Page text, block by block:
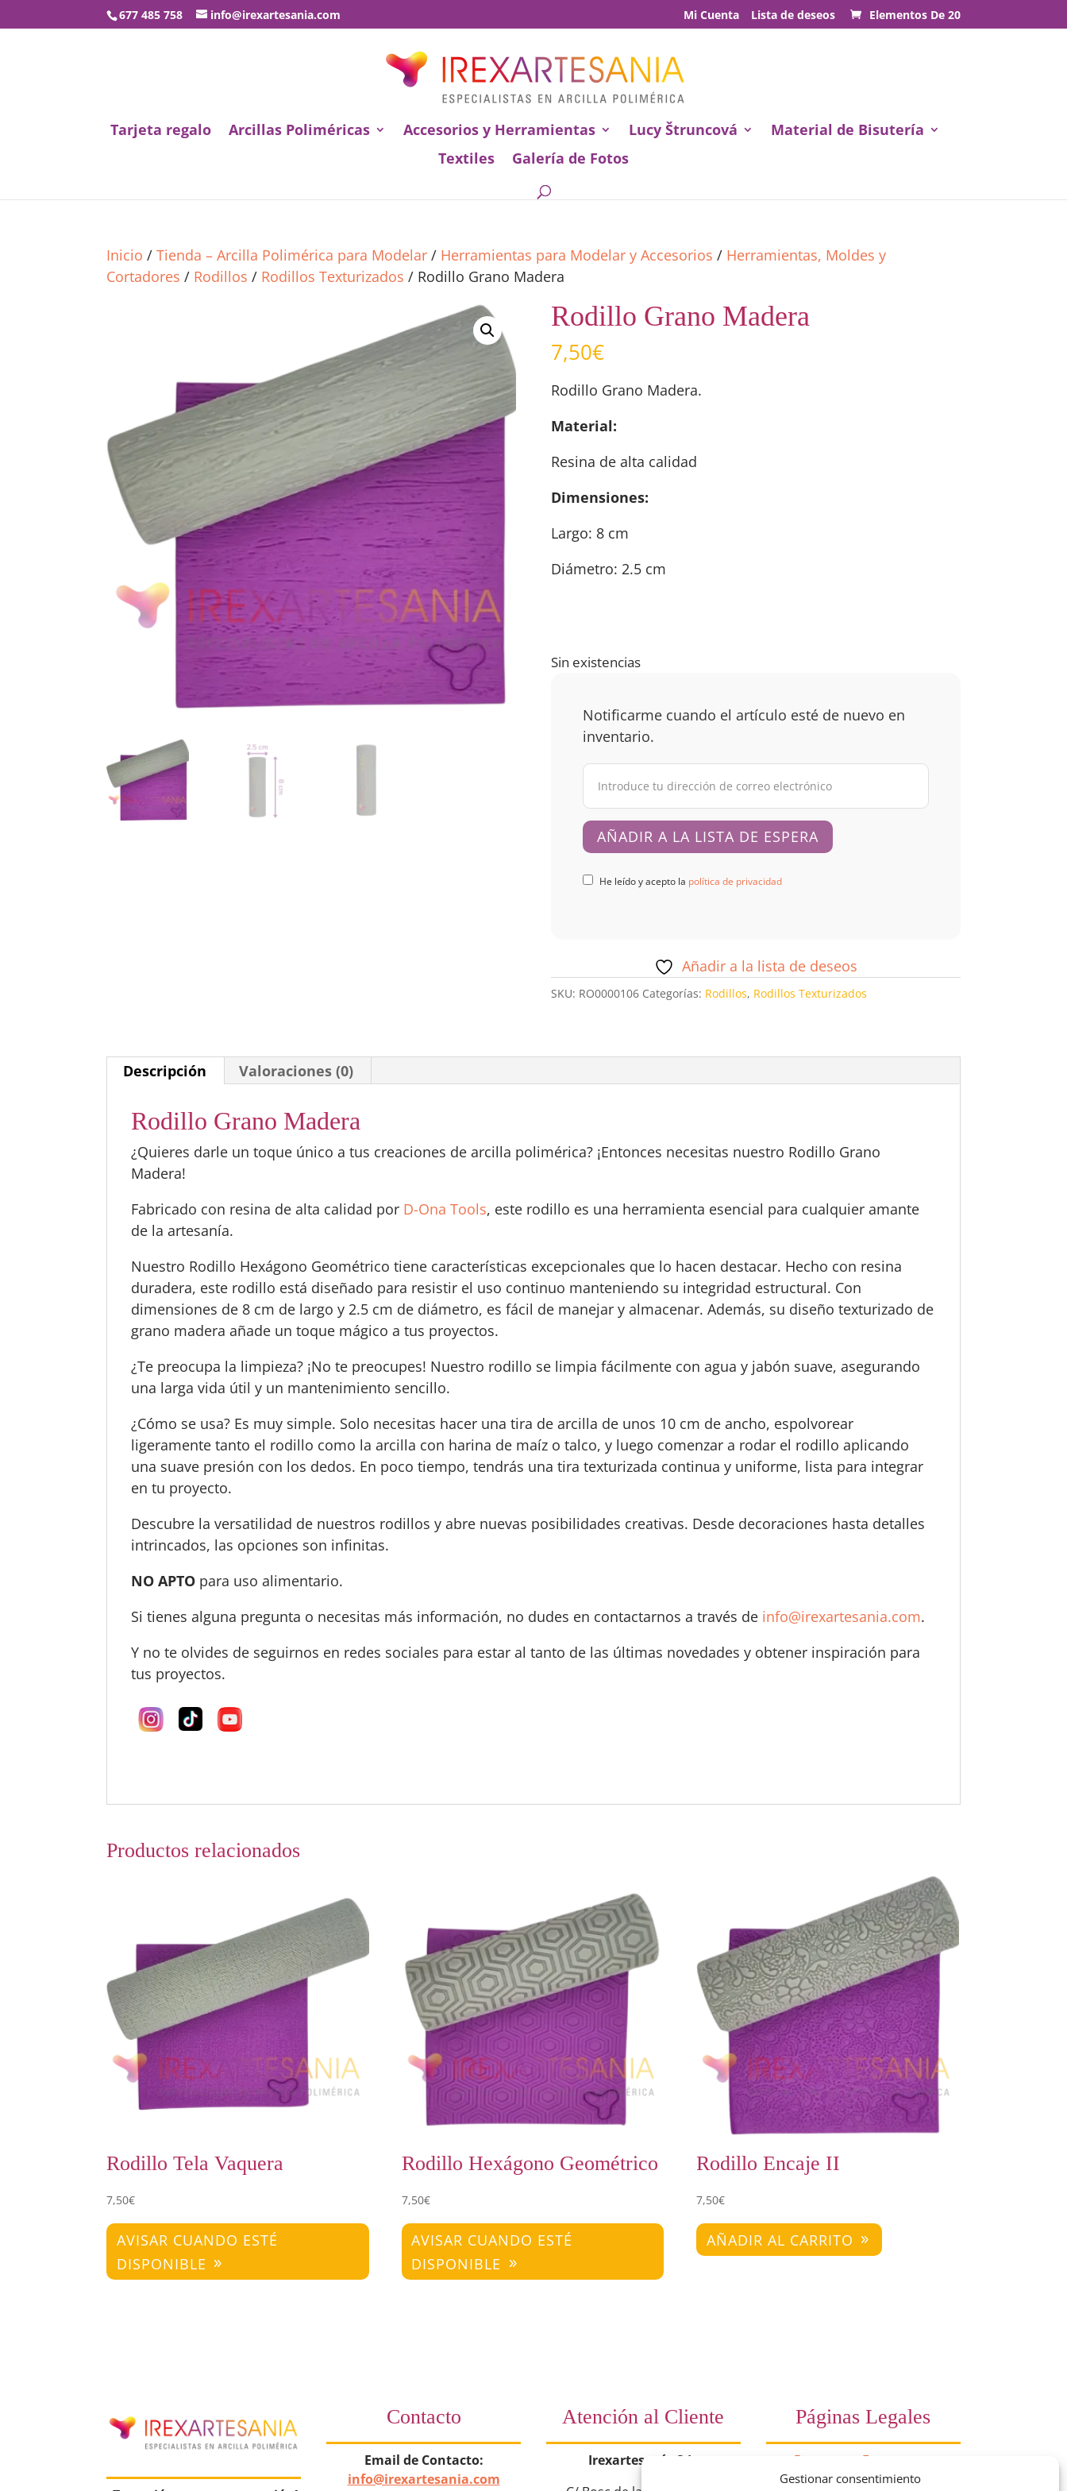
Gestionar consentimiento
677 485 758 info@irexartesania.com Mi Cuenta Lista de deseos Elementos De 20
Tarjeta regalo Arcillas Poliméricas Accesorios y Herramientas Lucy Štruncová
Material de Bisutería
Textiles
Galería de Fotos
Inicio /Tienda – Arcilla Polimérica para Modelar / Herramientas para Modelar y Accesorios / Herramientas, Moldes y
Cortadores / Rodillos / Rodillos Texturizados / Rodillo Grano Madera
Rodillo Grano Madera
7,50€
Rodillo Grano Madera.
Material:
Resina de alta calidad
Dimensiones:
Largo: 8 cm
Diámetro: 2.5 cm
Sin existencias
Notificarme cuando el artículo esté de nuevo en
inventario.
He leído y acepto la política de privacidad
Añadir a la lista de deseos
SKU: RO0000106 Categorías: Rodillos, Rodillos Texturizados
Descripción Valoraciones (0)
Rodillo Grano Madera
¿Quieres darle un toque único a tus creaciones de arcilla polimérica? ¡Entonces necesitas nuestro Rodillo Grano
Madera!
Fabricado con resina de alta calidad por D-Ona Tools, este rodillo es una herramienta esencial para cualquier amante
de la artesanía.
Nuestro Rodillo Hexágono Geométrico tiene características excepcionales que lo hacen destacar. Hecho con resina
duradera, este rodillo está diseñado para resistir el uso continuo manteniendo su integridad estructural. Con
dimensiones de 8 cm de largo y 2.5 cm de diámetro, es fácil de manejar y almacenar. Además, su diseño texturizado de
grano madera añade un toque mágico a tus proyectos.
¿Te preocupa la limpieza? ¡No te preocupes! Nuestro rodillo se limpia fácilmente con agua y jabón suave, asegurando
una larga vida útil y un mantenimiento sencillo.
¿Cómo se usa? Es muy simple. Solo necesitas hacer una tira de arcilla de unos 10 cm de ancho, espolvorear
ligeramente tanto el rodillo como la arcilla con harina de maíz o talco, y luego comenzar a rodar el rodillo aplicando
una suave presión con los dedos. En poco tiempo, tendrás una tira texturizada continua y uniforme, lista para integrar
en tu proyecto.
Descubre la versatilidad de nuestros rodillos y abre nuevas posibilidades creativas. Desde decoraciones hasta detalles
intrincados, las opciones son infinitas.
NO APTO para uso alimentario.
Si tienes alguna pregunta o necesitas más información, no dudes en contactarnos a través de info@irexartesania.com.
Y no te olvides de seguirnos en redes sociales para estar al tanto de las últimas novedades y obtener inspiración para
tus proyectos.
Productos relacionados
Rodillo Tela Vaquera
7,50€
AVISAR CUANDO ESTÉ
DISPONIBLE
Rodillo Hexágono Geométrico
7,50€
AVISAR CUANDO ESTÉ
DISPONIBLE
Rodillo Encaje II
7,50€
AÑADIR AL CARRITO
Contacto
Email de Contacto:
info@irexartesania.com
Atención al Cliente
Irexartesanía S.L.
Páginas Legales
Preguntas Frecuentes